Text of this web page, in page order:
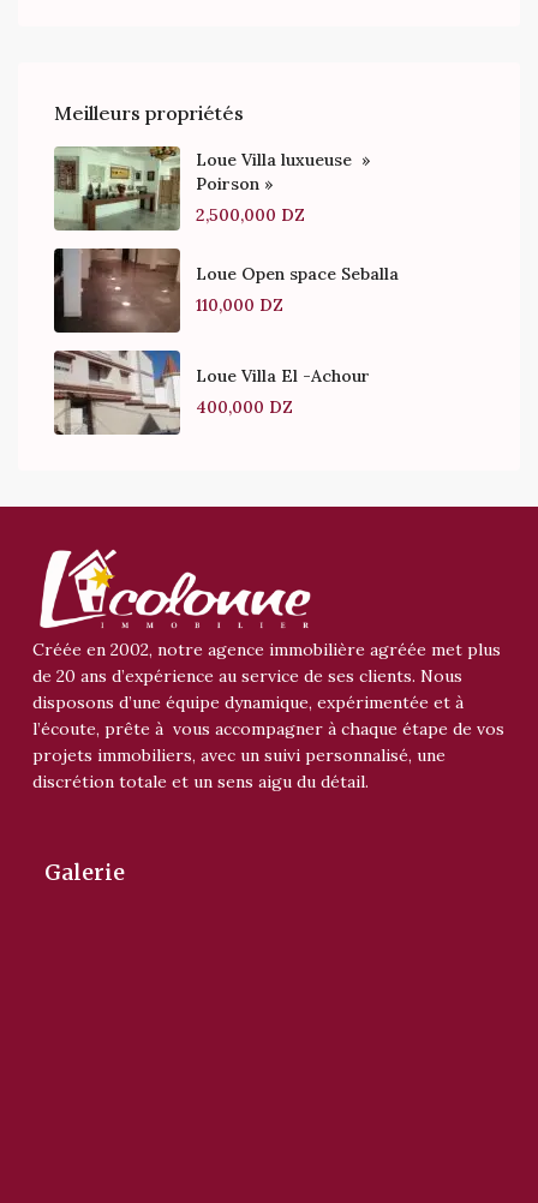
Meilleurs propriétés
Loue Villa luxueuse »
Poirson »
2,500,000 DZ
Loue Open space Seballa
110,000 DZ
Loue Villa El -Achour
400,000 DZ
Créée en 2002, notre agence immobilière agréée met plus
de 20 ans d’expérience au service de ses clients. Nous
disposons d’une équipe dynamique, expérimentée et à
l’écoute, prête à vous accompagner à chaque étape de vos
projets immobiliers, avec un suivi personnalisé, une
discrétion totale et un sens aigu du détail.
Galerie